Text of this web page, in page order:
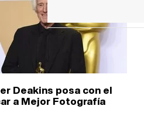
Deakins posa con el
a Mejor Fotografía